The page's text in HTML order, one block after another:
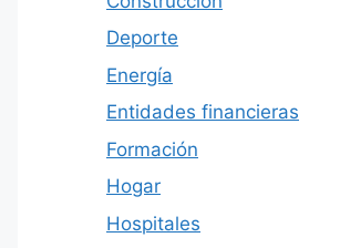
Deporte
Energía
Entidades financieras
Formación
Hogar
Hospitales